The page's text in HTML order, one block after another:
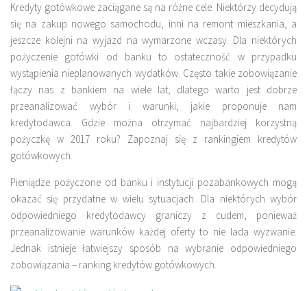
Kredyty gotówkowe zaciągane są na różne cele. Niektórzy decydują
się na zakup nowego samochodu, inni na remont mieszkania, a
jeszcze kolejni na wyjazd na wymarzone wczasy. Dla niektórych
pożyczenie gotówki od banku to ostateczność w przypadku
wystąpienia nieplanowanych wydatków. Często takie zobowiązanie
łączy nas z bankiem na wiele lat, dlatego warto jest dobrze
przeanalizować wybór i warunki, jakie proponuje nam
kredytodawca. Gdzie można otrzymać najbardziej korzystną
pożyczkę w 2017 roku? Zapoznaj się z rankingiem kredytów
gotówkowych.
Pieniądze pożyczone od banku i instytucji pozabankowych mogą
okazać się przydatne w wielu sytuacjach. Dla niektórych wybór
odpowiedniego kredytodawcy graniczy z cudem, ponieważ
przeanalizowanie warunków każdej oferty to nie lada wyzwanie.
Jednak istnieje łatwiejszy sposób na wybranie odpowiedniego
zobowiązania – ranking kredytów gotówkowych.